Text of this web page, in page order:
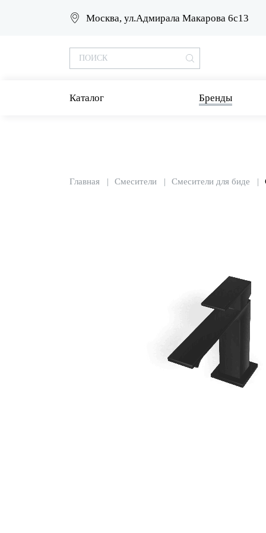
Москва, ул.Адмирала Макарова 6с13
Каталог Бренды
Главная Смесители Смесители для биде